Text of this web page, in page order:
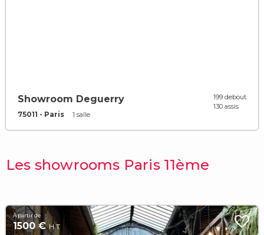
Showroom Deguerry
75011 - Paris 1 salle
199 debout
130 assis
Les showrooms Paris 11ème
À partir de
1500 €H.T